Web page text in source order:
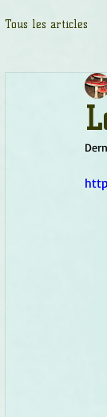
Tous les articles
Chamanisme